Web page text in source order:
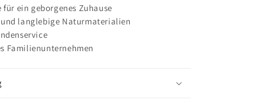
ein geborgenes Zuhause
und langlebige Naturmaterialien
Familienunternehmen